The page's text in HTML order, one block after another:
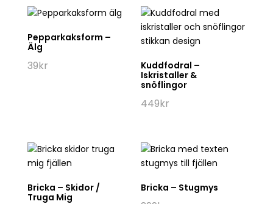
Pepparkaksform –
Älg
39kr
Kuddfodral –
Iskristaller &
snöflingor
449kr
Bricka – Skidor /
Truga Mig
Bricka – Stugmys